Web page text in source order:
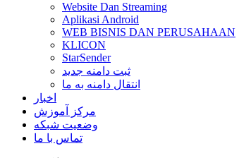
Website Dan Streaming
Aplikasi Android
WEB BISNIS DAN PERUSAHAAN
KLICON
StarSender
ثبت دامنه جدید
انتقال دامنه به ما
اخبار
مرکز آموزش
وضعیت شبکه
تماس با ما